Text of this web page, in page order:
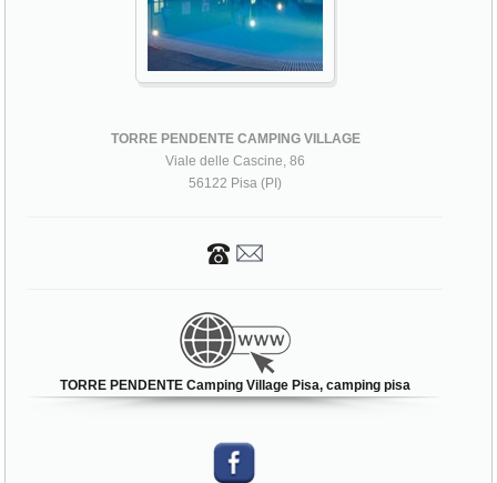
TORRE PENDENTE CAMPING VILLAGE
Viale delle Cascine, 86
56122 Pisa (PI)
TORRE PENDENTE Camping Village Pisa, camping pisa